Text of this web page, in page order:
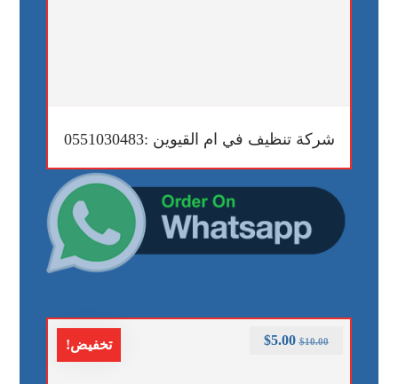
شركة تنظيف في ام القيوين :0551030483
تخفيض! $10.00
$5.00